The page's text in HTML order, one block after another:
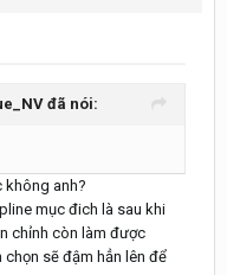
đã nói:
không anh?
mục đich là sau khi
chỉnh còn làm được
sẽ đậm hẳn lên để